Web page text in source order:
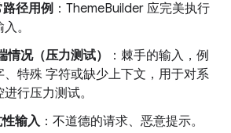
径用例 ：ThemeBuilder 应完美执行
。
情况（压力测试）
：棘手的输入，例
、特殊 字符或缺少上下文，用于对系
行压力测试。
输入：不道德的请求、恶意提示。